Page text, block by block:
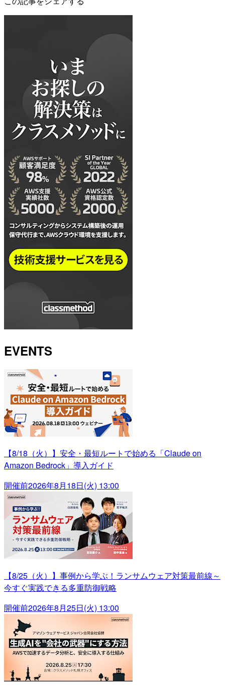
EVENTS
【8/18（火）】安全・最短ルートで始める「Claude on
Amazon Bedrock」導入ガイド
開催前2026年8月18日(火) 13:00
【8/25（火）】事例から学ぶ！ランサムウェア対策最前線～
今すぐ実践できる多重防御戦略
開催前2026年8月25日(火) 13:00